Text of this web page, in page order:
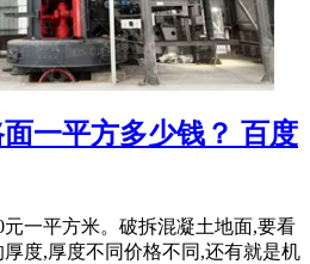
一平方多少钱？ 百度
元一平方米。破拆混凝土地面,要看
度,厚度不同价格不同,还有就是机